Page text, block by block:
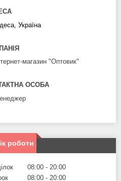
Україна
магазин "Оптовик"
роботи
08:00
20:00
08:00
20:00